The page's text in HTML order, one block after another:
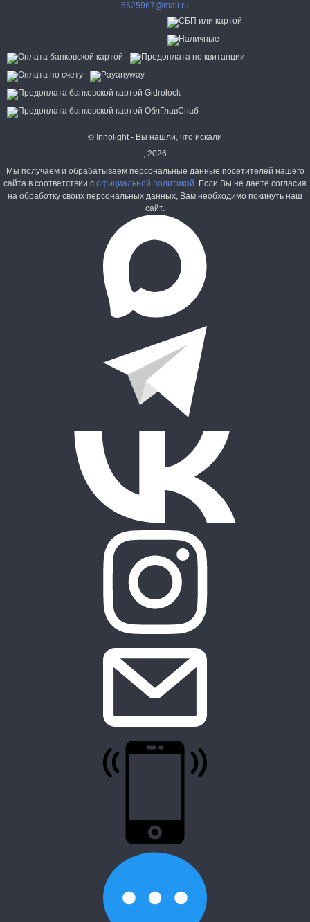
6625967@mail.ru
© Innolight - Вы нашли, что искали
, 2026
Мы получаем и обрабатываем персональные данные посетителей нашего
сайта в соответствии с официальной политикой. Если Вы не даете согласия
на обработку своих персональных данных, Вам необходимо покинуть наш
сайт.